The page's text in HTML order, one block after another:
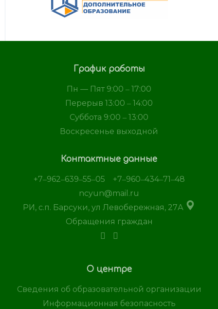
О центре
Сведения об образовательной организации
Информационная безопасность
График работы
Пн — Пят 9:00 ‒ 17:00
Перерыв 13:00 ‒ 14:00
Суббота 9:00 ‒ 13:00
Воскресенье выходной
Контактные данные
+7‒962‒639‒55‒05
+7‒960‒434‒71‒48
ncyun@mail.ru
РИ, с.п. Барсуки, ул Левобережная, 27А
Обращения граждан